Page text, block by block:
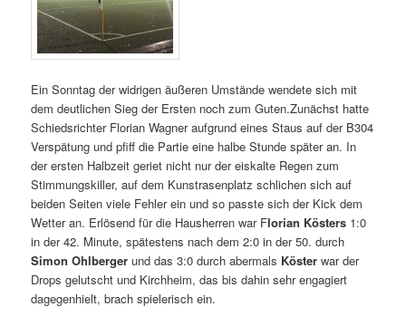
Ein Sonntag der widrigen äußeren Umstände wendete sich mit
dem deutlichen Sieg der Ersten noch zum Guten.Zunächst hatte
Schiedsrichter Florian Wagner aufgrund eines Staus auf der B304
Verspätung und pfiff die Partie eine halbe Stunde später an. In
der ersten Halbzeit geriet nicht nur der eiskalte Regen zum
Stimmungskiller, auf dem Kunstrasenplatz schlichen sich auf
beiden Seiten viele Fehler ein und so passte sich der Kick dem
Wetter an. Erlösend für die Hausherren war Florian Kösters 1:0
in der 42. Minute, spätestens nach dem 2:0 in der 50. durch
Simon Ohlberger und das 3:0 durch abermals Köster war der
Drops gelutscht und Kirchheim, das bis dahin sehr engagiert
dagegenhielt, brach spielerisch ein.